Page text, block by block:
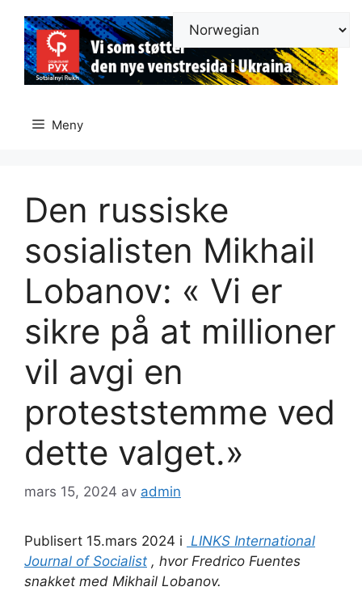
innhold
Meny
Den russiske
sosialisten Mikhail
Lobanov: « Vi er
sikre på at millioner
vil avgi en
proteststemme ved
dette valget.»
mars 15, 2024 av admin
Publisert 15.mars 2024 i LINKS International
Journal of Socialist , hvor Fredrico Fuentes
snakket med Mikhail Lobanov.